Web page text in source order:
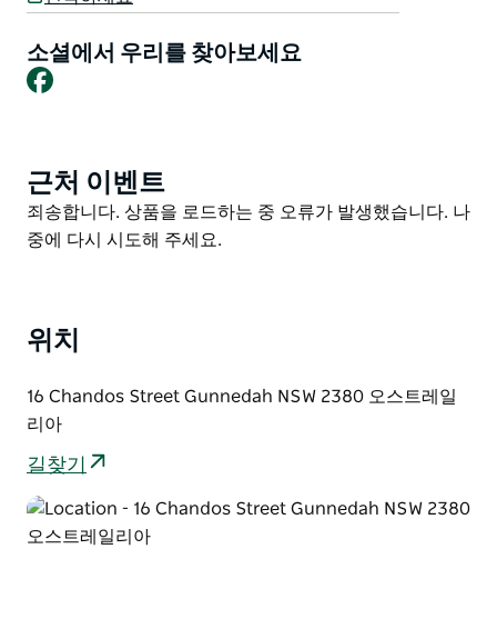
며 모든 투숙객은 같은 층에 편리하게 위치한 현대적인 욕
실을 공동으로 이용할 수 있습니다.
기입니다. 라이브 공연 스포츠 경기 관람, TAB 시설 당구
대 주크박스 등 다양한 편의시설을 갖추고 있어 하루 종일
지역을 탐험한 후 편안한 휴식을 취하기에 완벽한 곳입니
다.
구들과 담소를 나누기에 이상적입니다.
임페리얼 호텔 군네다에 숙박하든 간단한 식사를 하러 들
르든 최고의 시골식 환대를 경험하기에 완벽한 장소입니
소셜에서 우리를 찾아보세요
Facebook
Product
List
근처 이벤트
Product
List
죄송합니다. 상품을 로드하는 중 오류가 발생했습니다. 나
중에 다시 시도해 주세요.
위치
16 Chandos Street Gunnedah NSW 2380 오스트레일
리아
길찾기